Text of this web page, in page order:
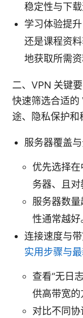
稳定性与下
学习体验提
还是课程资
地获取所需资
二、VPN 关键
快速筛选合适的
途、隐私保护和
服务器覆盖
优先选择
务器、且对
服务器数
性通常越好
连接速度与
实用步骤与
查看“无日
供高带宽的
对比不同协